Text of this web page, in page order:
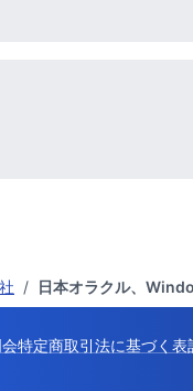
/ 日本オラクル、
特定商取引法に基づく表